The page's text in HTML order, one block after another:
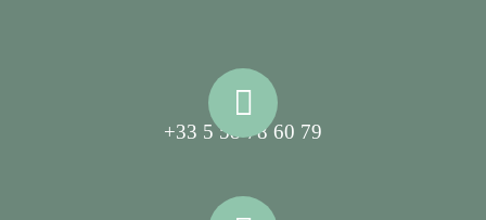
+33 5 58 78 60 79